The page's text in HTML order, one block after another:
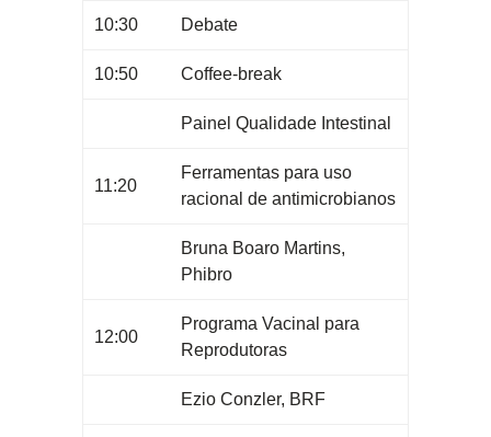
10:30 Debate
10:50 Coffee-break
Painel Qualidade Intestinal
11:20
Ferramentas para uso
racional de antimicrobianos
Bruna Boaro Martins,
Phibro
12:00
Programa Vacinal para
Reprodutoras
Ezio Conzler, BRF